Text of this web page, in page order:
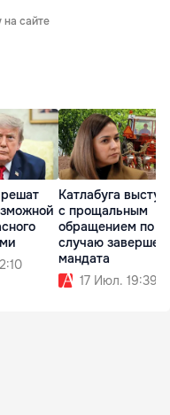
на сайте
Катлабуга
с прощальным
обращением по
случаю
мандата
17 Июл. 19:39